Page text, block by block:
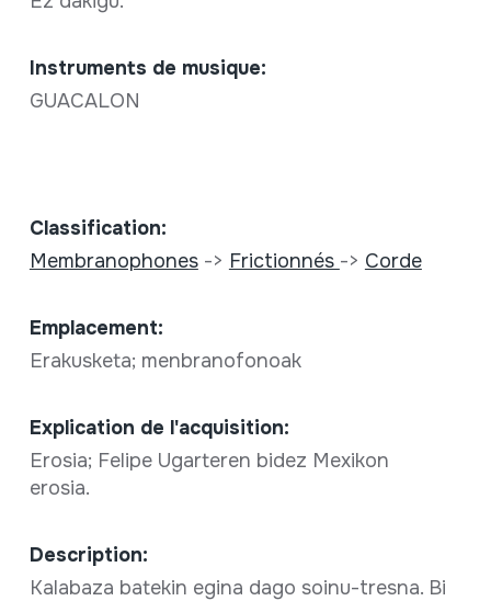
Instruments de musique:
GUACALON
Classification:
Membranophones-> Frictionnés -> Corde
Emplacement:
Erakusketa; menbranofonoak
Explication de l'acquisition:
Erosia; Felipe Ugarteren bidez Mexikon
erosia.
Description:
Kalabaza batekin egina dago soinu-tresna. Bi